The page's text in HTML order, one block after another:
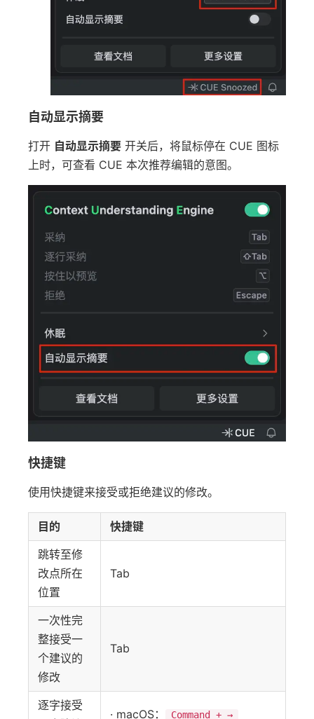
自动显示摘要
打开 自动显示摘要 开关后，将鼠标停在 CUE 图标
上时，可查看 CUE 本次推荐编辑的意图。
快捷键
使用快捷键来接受或拒绝建议的修改。
目的
快捷键
跳转至修
改点所在
位置
Tab
一次性完
整接受一
个建议的
修改
Tab
逐字接受
· macOS： Command + →